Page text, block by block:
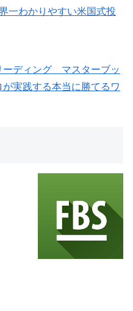
一わかりやすい米国式投
ディング マスターブッ
実践する本当に勝てるワ